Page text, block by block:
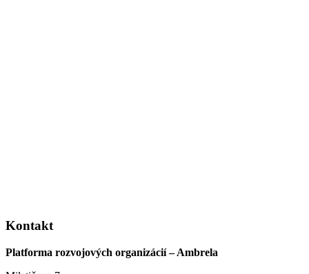
Kontakt
Platforma rozvojových organizácií – Ambrela